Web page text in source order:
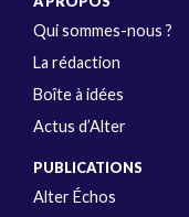
Qui sommes-nous ?
La rédaction
Boîte à idées
Actus d’Alter
PUBLICATIONS
Alter Échos